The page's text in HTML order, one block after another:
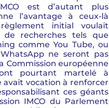
est d’autant plus
l’avantage à ceux-là
initial voulait
de recherches tels que
comme You Tube, ou
ne seront pas
Commission européenne
pourtant martelé à
avait vocation à renforcer
ces géants
IMCO du Parlement